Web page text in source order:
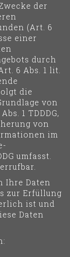
der
(Art. 6
einer
durch
6 Abs. 1 lit.
die
von
1 TDDDG,
von
im
umfasst.
Ihre Daten
zur Erfüllung
ist und
Daten